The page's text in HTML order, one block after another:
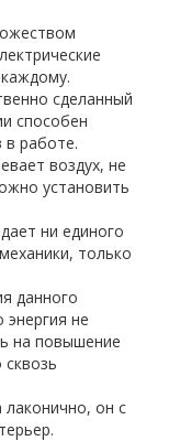
сделанный
способен
в работе.
воздух, не
установить
ни единого
только
данного
не
на повышение
он с